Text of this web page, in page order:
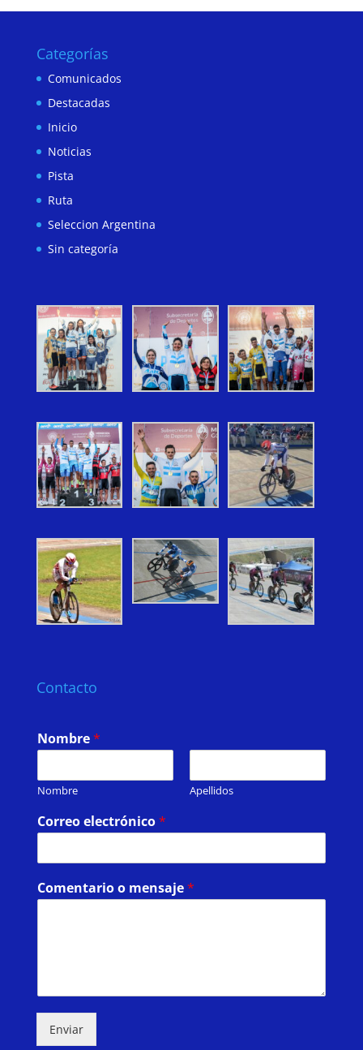
Categorías
Comunicados
Destacadas
Inicio
Noticias
Pista
Ruta
Seleccion Argentina
Sin categoría
Contacto
Nombre*
Nombre Apellidos
Correo electrónico*
Comentario o mensaje*
Enviar